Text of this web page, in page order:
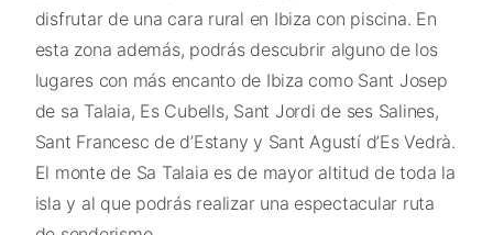
disfrutar de una cara rural en Ibiza con piscina. En
esta zona además, podrás descubrir alguno de los
lugares con más encanto de Ibiza como Sant Josep
de sa Talaia, Es Cubells, Sant Jordi de ses Salines,
Sant Francesc de d’Estany y Sant Agustí d’Es Vedrà.
El monte de Sa Talaia es de mayor altitud de toda la
isla y al que podrás realizar una espectacular ruta